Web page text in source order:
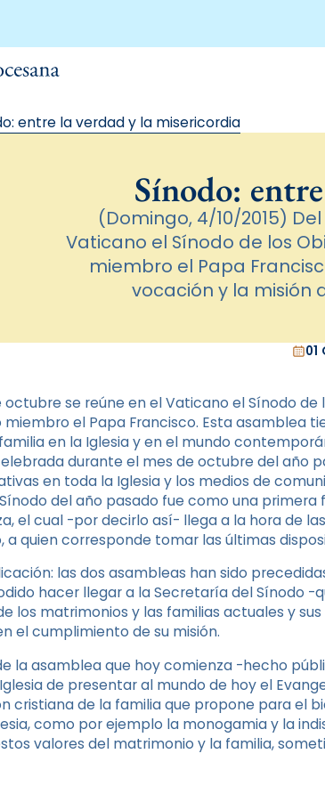
entre la verdad y la misericordia
Sínodo:
(Domingo, 4/10/2015)
Vaticano el Sínodo de los
miembro el Papa
vocación y la misión
01
se reúne en el Vaticano el Sínodo de
el Papa Francisco. Esta asamblea
en la Iglesia y en el mundo
durante el mes de octubre del año
en toda la Iglesia y los medios de
del año pasado fue como una
el cual -por decirlo así- llega a la hora de
a quien corresponde tomar las últimas
las dos asambleas han sido
hacer llegar a la Secretaría del Sínodo -
los matrimonios y las familias actuales y
el cumplimiento de su misión.
la asamblea que hoy comienza -hecho
de presentar al mundo de hoy el
cristiana de la familia que propone para el
como por ejemplo la monogamia y la
valores del matrimonio y la familia,